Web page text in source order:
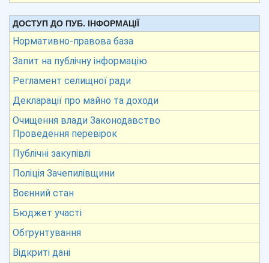
ДОСТУП ДО ПУБ. ІНФОРМАЦІЇ
Нормативно-правова база
Запит на публічну інформацію
Регламент селищної ради
Декларації про майно та доходи
Очищення влади Законодавство
Проведення перевірок
Публічні закупівлі
Поліція Зачепилівщини
Воєнний стан
Бюджет участі
Обгрунтування
Відкриті дані